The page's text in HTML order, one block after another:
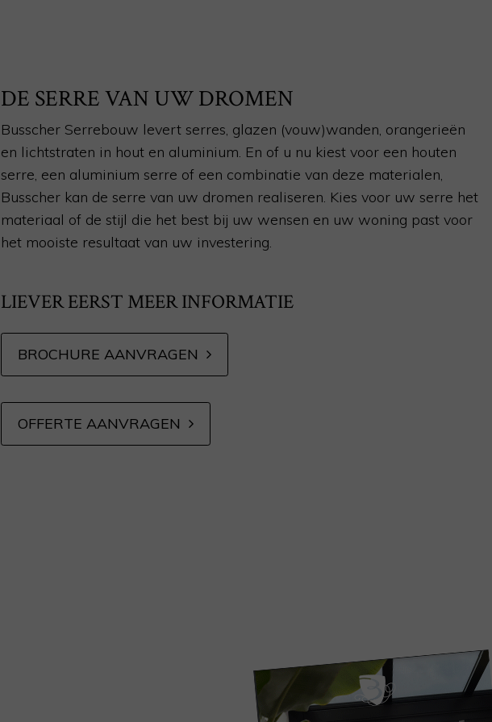
DE SERRE VAN UW DROMEN
Busscher Serrebouw levert serres, glazen (vouw)wanden, orangerieën
en lichtstraten in hout en aluminium. En of u nu kiest voor een houten
serre, een aluminium serre of een combinatie van deze materialen,
Busscher kan de serre van uw dromen realiseren. Kies voor uw serre het
materiaal of de stijl die het best bij uw wensen en uw woning past voor
het mooiste resultaat van uw investering.
LIEVER EERST MEER INFORMATIE
BROCHURE AANVRAGEN
OFFERTE AANVRAGEN